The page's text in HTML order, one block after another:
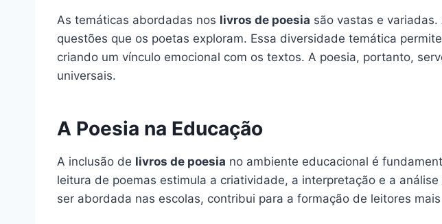
As temáticas abordadas nos livros de poesia são vastas e
questões que os poetas exploram. Essa diversidade temática
criando um vínculo emocional com os textos. A poesia, portanto,
universais.
A Poesia na Educação
A inclusão de livros de poesia no ambiente educacional é
leitura de poemas estimula a criatividade, a interpretação e a
ser abordada nas escolas, contribui para a formação de leitores